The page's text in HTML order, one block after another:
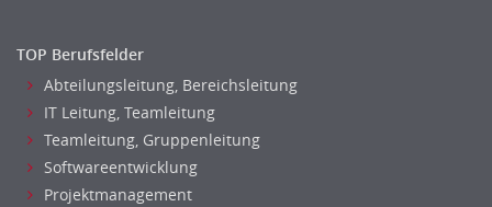
TOP Berufsfelder
Abteilungsleitung, Bereichsleitung
IT Leitung, Teamleitung
Teamleitung, Gruppenleitung
Softwareentwicklung
Projektmanagement